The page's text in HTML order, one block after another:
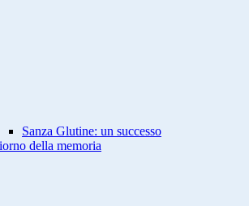
Sanza Glutine: un successo
della memoria